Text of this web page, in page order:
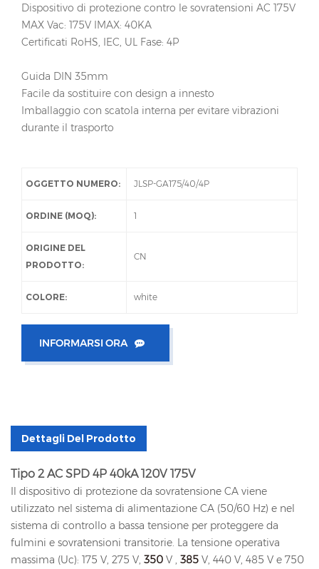
Dispositivo di protezione contro le sovratensioni AC 175V
MAX Vac: 175V IMAX: 40KA
Certificati RoHS, IEC, UL Fase: 4P
Guida DIN 35mm
Facile da sostituire con design a innesto
Imballaggio con scatola interna per evitare vibrazioni
durante il trasporto
OGGETTO NUMERO: JLSP-GA175/40/4P
ORDINE (MOQ): 1
ORIGINE DEL
PRODOTTO:
CN
COLORE: white
INFORMARSI ORA
Dettagli Del Prodotto
Tipo 2 AC SPD 4P 40kA 120V 175V
Il dispositivo di protezione da sovratensione CA viene
utilizzato nel sistema di alimentazione CA (50/60 Hz) e nel
sistema di controllo a bassa tensione per proteggere da
fulmini e sovratensioni transitorie. La tensione operativa
massima (Uc): 175 V, 275 V, 350 V , 385 V, 440 V, 485 V e 750